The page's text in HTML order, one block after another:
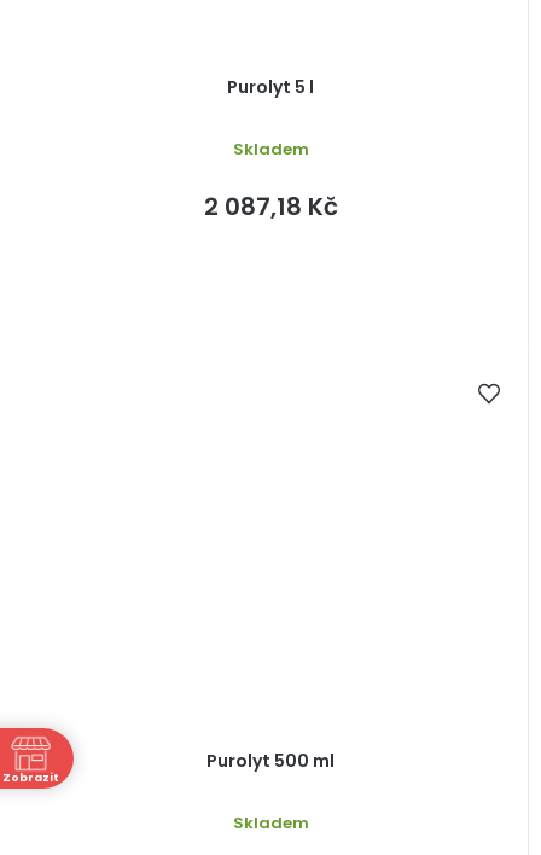
Purolyt 5 l
Skladem
2 087,18 Kč
Purolyt 500 ml
Skladem
Zobrazit